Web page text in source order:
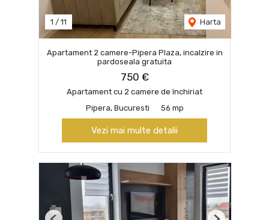
1 / 11 Harta
Apartament 2 camere-Pipera Plaza, incalzire in
pardoseala gratuita
750 €
Apartament cu 2 camere de închiriat
Pipera, Bucuresti
56 mp
Vezi mai multe detalii